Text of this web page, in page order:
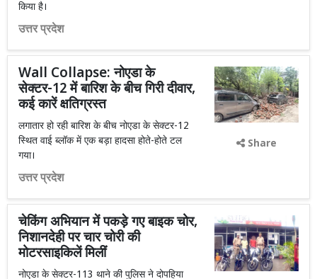
किया है।
उत्तर प्रदेश
Wall Collapse: नोएडा के
सेक्टर-12 में बारिश के बीच गिरी दीवार,
कई कारें क्षतिग्रस्त
लगातार हो रही बारिश के बीच नोएडा के सेक्टर-12
स्थित वाई ब्लॉक में एक बड़ा हादसा होते-होते टल
गया।
उत्तर प्रदेश
Share
चेकिंग अभियान में पकड़े गए बाइक चोर,
निशानदेही पर चार चोरी की
मोटरसाइकिलें मिलीं
नोएडा के सेक्टर-113 थाने की पुलिस ने दोपहिया